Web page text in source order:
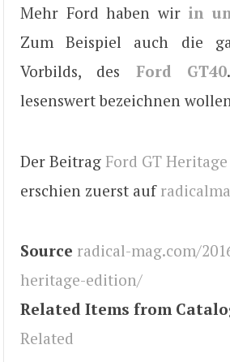
Mehr Ford haben wir in
Zum Beispiel auch die
Vorbilds, des Ford GT40
lesenswert bezeichnen
Der Beitrag Ford GT
erschien zuerst auf
Source radical-mag.com/
heritage-edition/
Related Items from
Related